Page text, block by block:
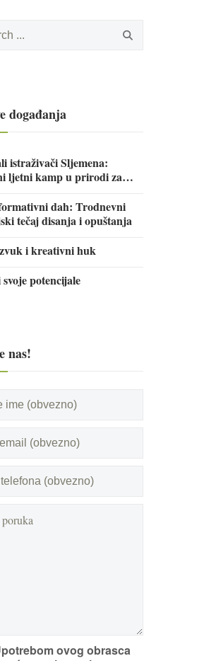
događanja
istraživači Sljemena:
ljetni kamp u prirodi za
dah: Trodnevni
tečaj disanja i opuštanja
i kreativni huk
potencijale
nas!
ovog obrasca